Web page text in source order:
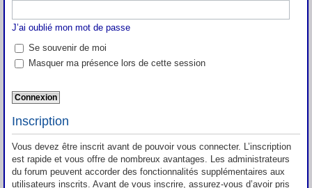
J’ai oublié mon mot de passe
Se souvenir de moi
Masquer ma présence lors de cette session
Inscription
Vous devez être inscrit avant de pouvoir vous connecter. L’inscription
est rapide et vous offre de nombreux avantages. Les administrateurs
du forum peuvent accorder des fonctionnalités supplémentaires aux
utilisateurs inscrits. Avant de vous inscrire, assurez-vous d’avoir pris